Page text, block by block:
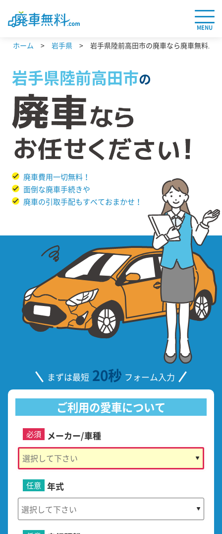
MENU
ホーム 岩手県 岩手県陸前高田市の廃車なら廃車無料
岩手県陸前高田市の
廃車費用一切無料！
面倒な廃車手続きや
廃車の引取手配もすべておまかせ！
まずは最短 20秒 フォーム入力
ご利用の愛車について
メーカー/車種
必須
年式
任意